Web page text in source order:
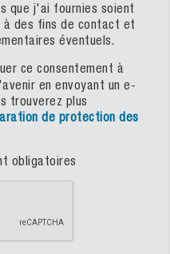
que j'ai fournies soient
à des fins de contact et
éventuels.
ce consentement à
en envoyant un e-
trouverez plus
de protection des
obligatoires